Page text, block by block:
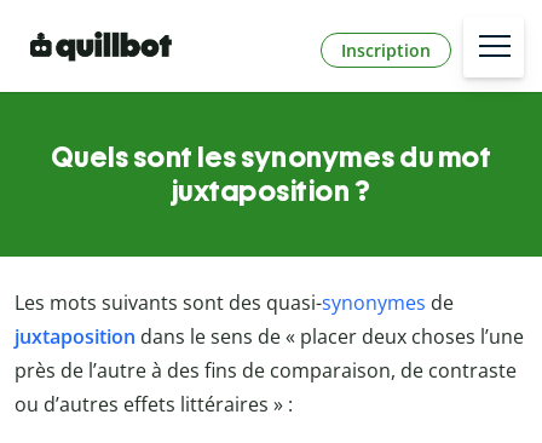
Inscription
Quels sont les synonymes du mot
juxtaposition ?
Les mots suivants sont des quasi-synonymes de
juxtaposition dans le sens de « placer deux choses l’une
près de l’autre à des fins de comparaison, de contraste
ou d’autres effets littéraires » :